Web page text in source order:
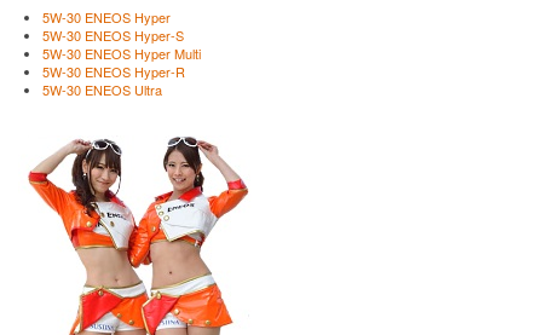
5W-30 ENEOS Hyper
5W-30 ENEOS Hyper-S
5W-30 ENEOS Hyper Multi
5W-30 ENEOS Hyper-R
5W-30 ENEOS Ultra